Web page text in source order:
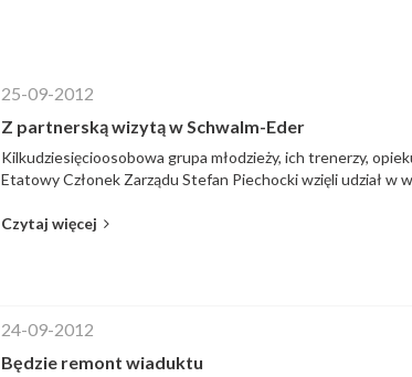
25-09-2012
Z partnerską wizytą w Schwalm-Eder
Kilkudziesięcioosobowa grupa młodzieży, ich trenerzy,
Etatowy Członek Zarządu Stefan Piechocki wzięli udział w
Czytaj więcej
24-09-2012
Będzie remont wiaduktu